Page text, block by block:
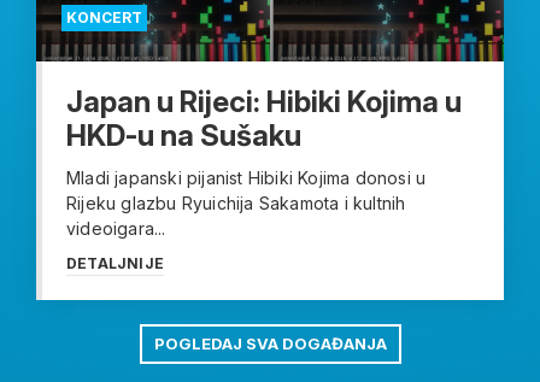
KONCERT
Japan u Rijeci: Hibiki Kojima u
HKD-u na Sušaku
Mladi japanski pijanist Hibiki Kojima donosi u
Rijeku glazbu Ryuichija Sakamota i kultnih
videoigara...
DETALJNIJE
POGLEDAJ SVA DOGAĐANJA